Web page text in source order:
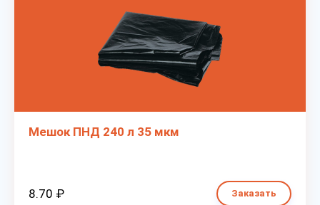
Мешок ПНД 240 л 35 мкм
8.70 ₽ Заказать